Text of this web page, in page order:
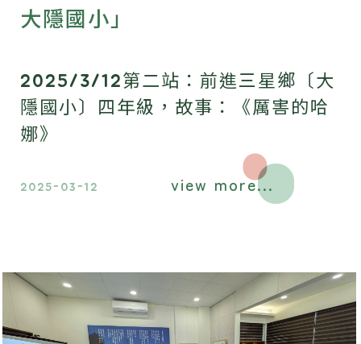
大隱國小」
2025/3/12第二站：前進三星鄉〔大
隱國小〕四年級，故事：《厲害的哈
娜》
2025-03-12 view more...